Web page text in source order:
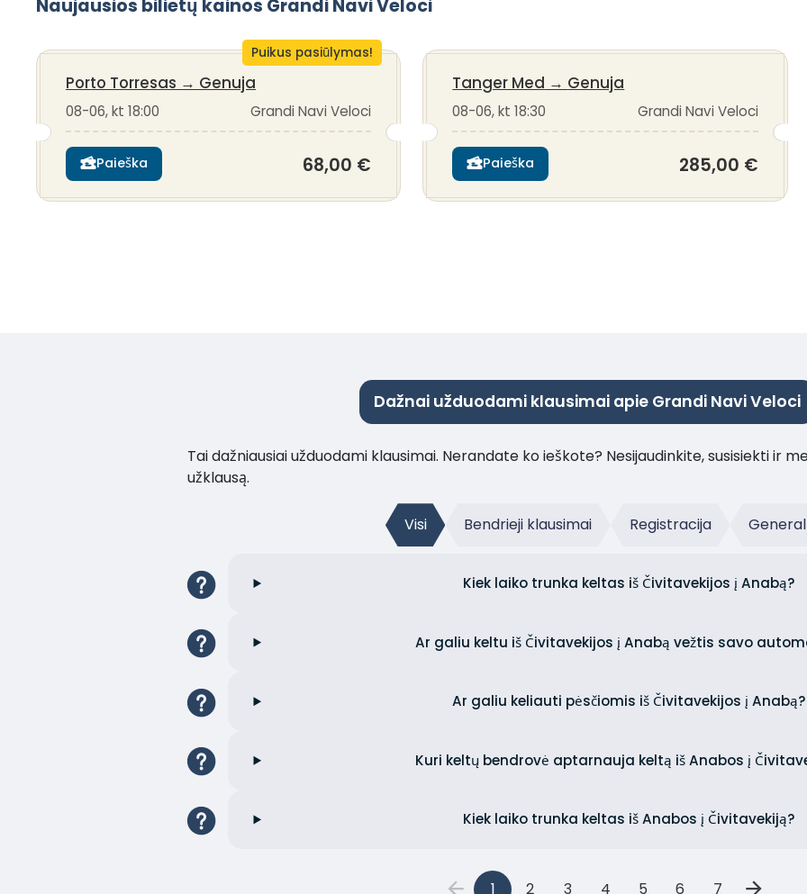
Naujausios bilietų kainos Grandi Navi Veloci
Puikus pasiūlymas!
Porto Torresas → Genuja
08-06, kt 18:00 Grandi Navi Veloci
Paieška 68,00 €
Tanger Med → Genuja
08-06, kt 18:30 Grandi Navi Veloci
Paieška 285,00 €
Dažnai užduodami klausimai apie Grandi Navi Veloci
Tai dažniausiai užduodami klausimai. Nerandate ko ieškote? Nesijaudinkite, susisiekti ir
užklausą.
Visi Bendrieji klausimai Registracija General
Kiek laiko trunka keltas iš Čivitavekijos į Anabą?
Ar galiu keltu iš Čivitavekijos į Anabą vežtis savo
Ar galiu keliauti pėsčiomis iš Čivitavekijos į Anabą?
Kuri keltų bendrovė aptarnauja keltą iš Anabos į
Kiek laiko trunka keltas iš Anabos į Čivitavekiją?
1 2 3 4 5 6 7